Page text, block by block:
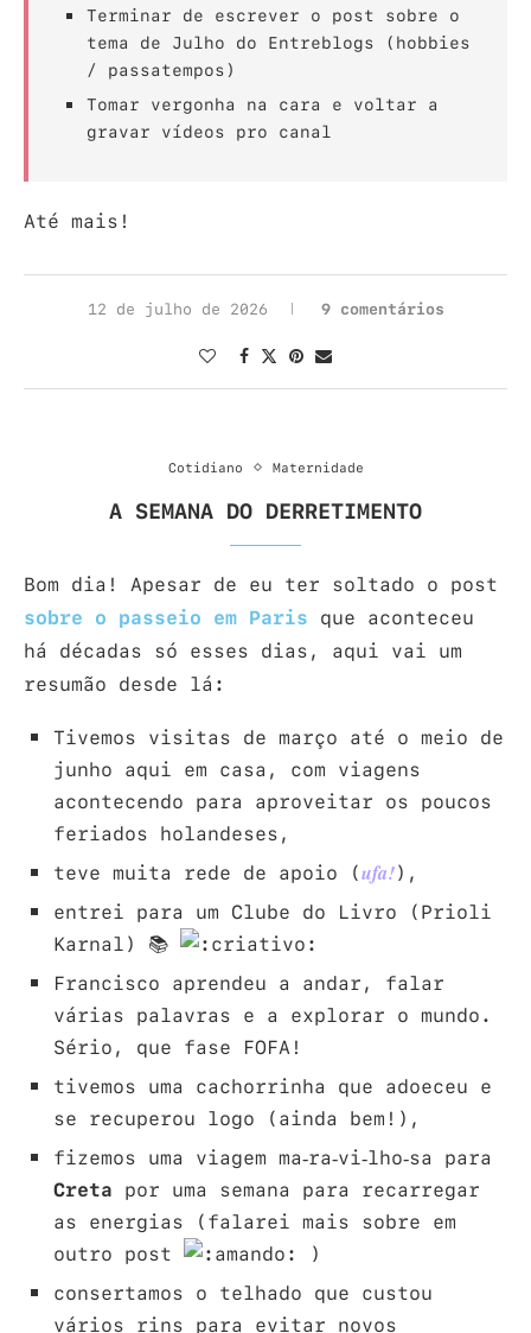
Terminar de escrever o post sobre o
tema de Julho do Entreblogs (hobbies
/ passatempos)
Tomar vergonha na cara e voltar a
gravar vídeos pro canal
Até mais!
12 de julho de 2026 9 comentários
Cotidiano Maternidade
A SEMANA DO DERRETIMENTO
Bom dia! Apesar de eu ter soltado o post
sobre o passeio em Paris que aconteceu
há décadas só esses dias, aqui vai um
resumão desde lá:
Tivemos visitas de março até o meio de
junho aqui em casa, com viagens
acontecendo para aproveitar os poucos
feriados holandeses,
teve muita rede de apoio (ufa!),
entrei para um Clube do Livro (Prioli
Karnal) 📚
Francisco aprendeu a andar, falar
várias palavras e a explorar o mundo.
Sério, que fase FOFA!
tivemos uma cachorrinha que adoeceu e
se recuperou logo (ainda bem!),
fizemos uma viagem ma-ra-vi-lho-sa para
Creta por uma semana para recarregar
as energias (falarei mais sobre em
outro post
)
consertamos o telhado que custou
vários rins para evitar novos